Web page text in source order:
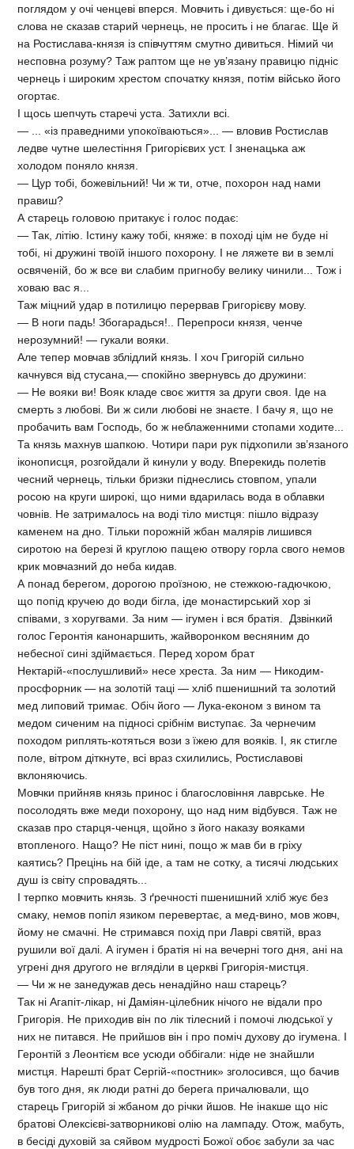
поглядом у очі ченцеві вперся. Мовчить і дивується: ще-бо ні
слова не сказав старий чернець, не просить і не благає. Ще й
на Ростислава-князя із співчуттям смутно дивиться. Німий чи
несповна розуму? Таж раптом ще не ув’язану правицю підніс
чернець і широким хрестом спочатку князя, потім військо його
огортає.
І щось шепчуть старечі уста. Затихли всі.
— ... «із праведними упокоїваються»... — вловив Ростислав
ледве чутне шелестіння Григорієвих уст. І зненацька аж
холодом поняло князя.
— Цур тобі, божевільний! Чи ж ти, отче, похорон над нами
правиш?
А старець головою притакує і голос подає:
— Так, літію. Істину кажу тобі, княже: в поході цім не буде ні
тобі, ні дружині твоїй іншого похорону. І не ляжете ви в землі
освяченій, бо ж все ви слабим пригнобу велику чинили... Тож і
ховаю вас я...
Таж міцний удар в потилицю перервав Григорієву мову.
— В ноги падь! Збогарадься!.. Перепроси князя, ченче
нерозумний! — гукали вояки.
Але тепер мовчав зблідлий князь. І хоч Григорій сильно
качнувся від стусана,— спокійно звернувсь до дружини:
— Не вояки ви! Вояк кладе своє життя за други своя. Іде на
смерть з любові. Ви ж сили любові не знаєте. І бачу я, що не
пробачить вам Господь, бо ж неблаженними стопами ходите...
Та князь махнув шапкою. Чотири пари рук підхопили зв’язаного
іконописця, розгойдали й кинули у воду. Вперекидь полетів
чесний чернець, тільки бризки піднеслись стовпом, упали
росою на круги широкі, що ними вдарилась вода в облавки
човнів. Не затрималось на воді тіло мистця: пішло відразу
каменем на дно. Тільки порожній жбан малярів лишився
сиротою на березі й круглою пащею отвору горла свого немов
крик мовчазний до неба кидав.
А понад берегом, дорогою проїзною, не стежкою-гадючкою,
що попід кручею до води бігла, іде монастирський хор зі
співами, з хоругвами. За ним — ігумен і вся братія. Дзвінкий
голос Геронтія канонаршить, жайворонком весняним до
небесної сині здіймається. Перед хором брат
Нектарій-«послушливий» несе хреста. За ним — Никодим-
просфорник — на золотій таці — хліб пшенишний та золотий
мед липовий тримає. Обіч його — Лука-економ з вином та
медом сиченим на підносі срібнім виступає. За чернечим
походом риплять-котяться вози з їжею для вояків. І, як стигле
поле, вітром діткнуте, всі враз схилились, Ростиславові
вклоняючись.
Мовчки прийняв князь принос і благословіння лаврське. Не
посолодять вже меди похорону, що над ним відбувся. Таж не
сказав про старця-ченця, щойно з його наказу вояками
втопленого. Нащо? Не піст нині, пощо ж мав би в гріху
каятись? Прецінь на бій іде, а там не сотку, а тисячі людських
душ із світу спровадять...
І терпко мовчить князь. З ґречності пшенишний хліб жує без
смаку, немов попіл язиком перевертає, а мед-вино, мов жовч,
йому не смачні. Не стримався похід при Лаврі святій, враз
рушили вої далі. А ігумен і братія ні на вечерні того дня, ані на
угрені дня другого не вгляділи в церкві Григорія-мистця.
— Чи ж не занедужав десь ненадійно наш старець?
Так ні Агапіт-лікар, ні Даміян-цілебник нічого не відали про
Григорія. Не приходив він по лік тілесний і помочі людської у
них не питався. Не прийшов він і про поміч духову до ігумена. І
Геронтій з Леонтієм все усюди оббігали: ніде не знайшли
мистця. Нарешті брат Сергій-«постник» зголосився, що бачив
був того дня, як люди ратні до берега причалювали, що
старець Григорій зі жбаном до річки йшов. Не інакше що ніс
братові Олексієві-затворникові олію на лампаду. Отож, мабуть,
в бесіді духовій за сяйвом мудрості Божої обоє забули за час